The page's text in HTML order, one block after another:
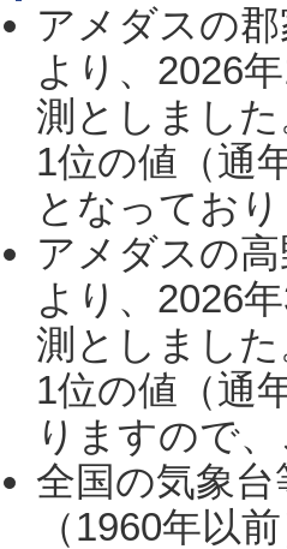
アメダスの
より、2026
測としまし
1位の値（通
となってお
アメダスの
より、2026
測としまし
1位の値（通
りますので
全国の気象
（1960年以